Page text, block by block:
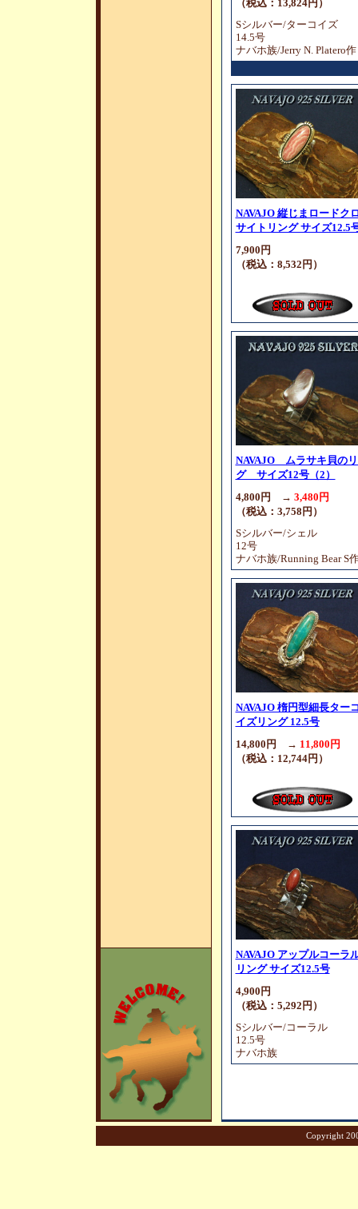
（税込：13,824円）
Sシルバー/ターコイズ
14.5号
ナバホ族/Jerry N. Platero作
NAVAJO 縦じまロードク
サイトリング サイズ12.5
7,900円
（税込：8,532円）
NAVAJO ムラサキ貝の
グ サイズ12号（2）
4,800円 → 3,480円
（税込：3,758円）
Sシルバー/シェル
12号
ナバホ族/Running Bear S
NAVAJO 楕円型細長ター
イズリング 12.5号
14,800円 → 11,800円
（税込：12,744円）
NAVAJO アップルコーラ
リング サイズ12.5号
4,900円
（税込：5,292円）
Sシルバー/コーラル
12.5号
ナバホ族
Copyright